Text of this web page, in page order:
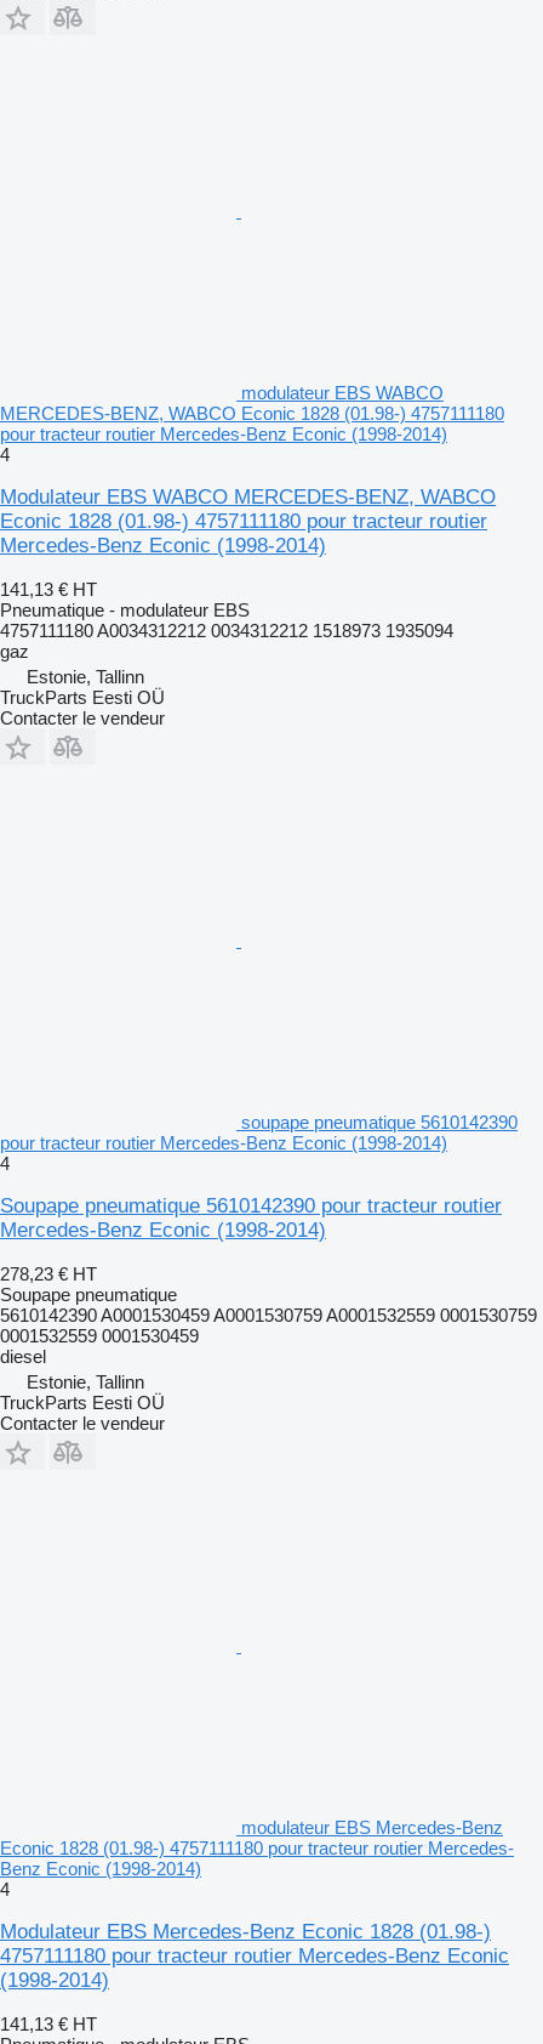
modulateur EBS WABCO
MERCEDES-BENZ, WABCO Econic 1828 (01.98-) 4757111180
pour tracteur routier Mercedes-Benz Econic (1998-2014)
4
Modulateur EBS WABCO MERCEDES-BENZ, WABCO
Econic 1828 (01.98-) 4757111180 pour tracteur routier
Mercedes-Benz Econic (1998-2014)
141,13 € HT
Pneumatique - modulateur EBS
4757111180 A0034312212 0034312212 1518973 1935094
gaz
Estonie, Tallinn
TruckParts Eesti OÜ
Contacter le vendeur
soupape pneumatique 5610142390
pour tracteur routier Mercedes-Benz Econic (1998-2014)
4
Soupape pneumatique 5610142390 pour tracteur routier
Mercedes-Benz Econic (1998-2014)
278,23 € HT
Soupape pneumatique
5610142390 A0001530459 A0001530759 A0001532559 0001530759
0001532559 0001530459
diesel
Estonie, Tallinn
TruckParts Eesti OÜ
Contacter le vendeur
modulateur EBS Mercedes-Benz
Econic 1828 (01.98-) 4757111180 pour tracteur routier Mercedes-
Benz Econic (1998-2014)
4
Modulateur EBS Mercedes-Benz Econic 1828 (01.98-)
4757111180 pour tracteur routier Mercedes-Benz Econic
(1998-2014)
141,13 € HT